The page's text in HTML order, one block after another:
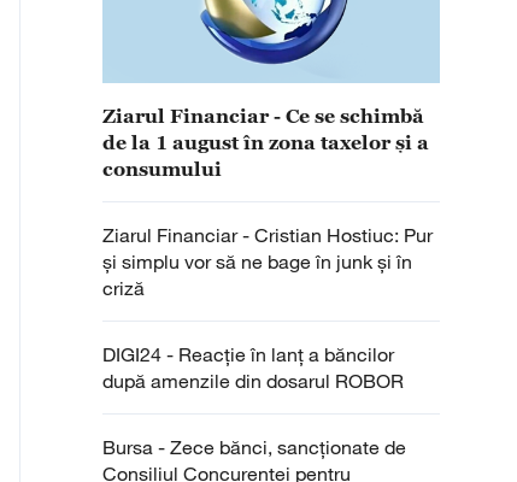
Ziarul Financiar - Ce se schimbă
de la 1 august în zona taxelor şi a
consumului
Ziarul Financiar - Cristian Hostiuc: Pur
şi simplu vor să ne bage în junk şi în
criză
DIGI24 - Reacție în lanț a băncilor
după amenzile din dosarul ROBOR
Bursa - Zece bănci, sancţionate de
Consiliul Concurenţei pentru